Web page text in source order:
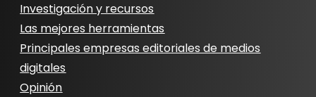
Investigación y recursos
Las mejores herramientas
Principales empresas editoriales de medios
digitales
Opinión